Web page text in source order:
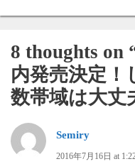
8 thoughts on
内発売決定！
数帯域は大丈
Semiry
2016年7月16日 at